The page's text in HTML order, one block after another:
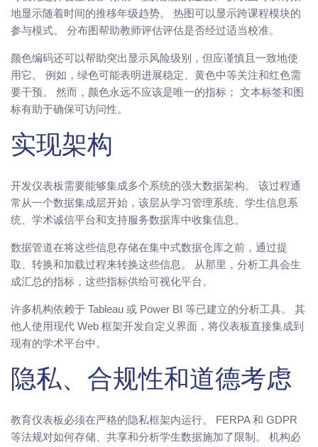
地显示随着时间的推移年级趋势。 热图可以显示跨课程模块的
参与模式。 分布图帮助教师评估评估是否经过适当校准。
颜色编码还可以帮助突出显示风险级别，但应谨慎且一致地使
用它。 例如，绿色可能表明进展稳定、黄色中等关注和红色需
要干预。 然而，颜色永远不应该是唯一的指标； 文本标签和图
标有助于确保可访问性。
实现架构
开发仪表板需要能够集成多个系统的强大数据架构。 该过程通
常从一个数据集成层开始，该层从学习管理系统、学生信息系
统、学术诚信平台和支持服务数据库中收集信息。
数据管道在将这些信息存储在集中式数据仓库之前，通过提
取、转换和加载过程来转换这些信息。 从那里，分析工具会生
成汇总的指标，这些指标供给可视化平台。
许多机构依赖于 Tableau 或 Power BI 等已建立的分析工具。 其
他人使用现代 Web 框架开发自定义界面，将仪表板直接集成到
现有的学术平台中。
隐私、合规性和道德考虑
教育仪表板必须在严格的隐私框架内运行。 FERPA 和 GDPR
等法规对如何存储、共享和分析学生数据施加了限制。 机构必